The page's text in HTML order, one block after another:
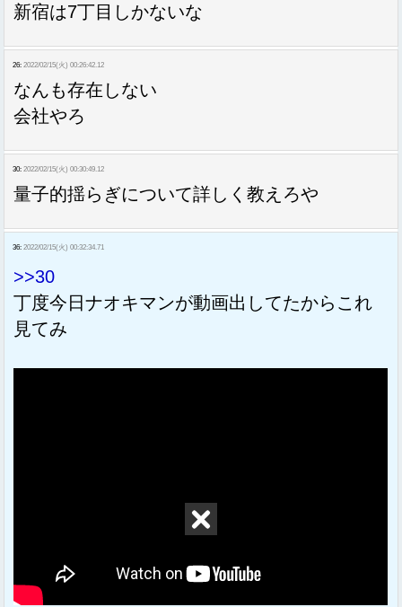
新宿は7丁目しかないな
26: 2022/02/15(火) 00:26:42.12
なんも存在しない
会社やろ
30: 2022/02/15(火) 00:30:49.12
量子的揺らぎについて詳しく教えろや
36: 2022/02/15(火) 00:32:34.71
>>30
丁度今日ナオキマンが動画出してたからこれ
見てみ